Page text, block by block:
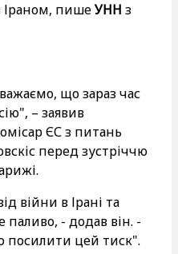
Іраном, пишеУНН з
що зараз час
– заявив
ЄС з питань
перед зустріччю
війни в Ірані та
паливо, - додав він. -
посилити цей тиск".